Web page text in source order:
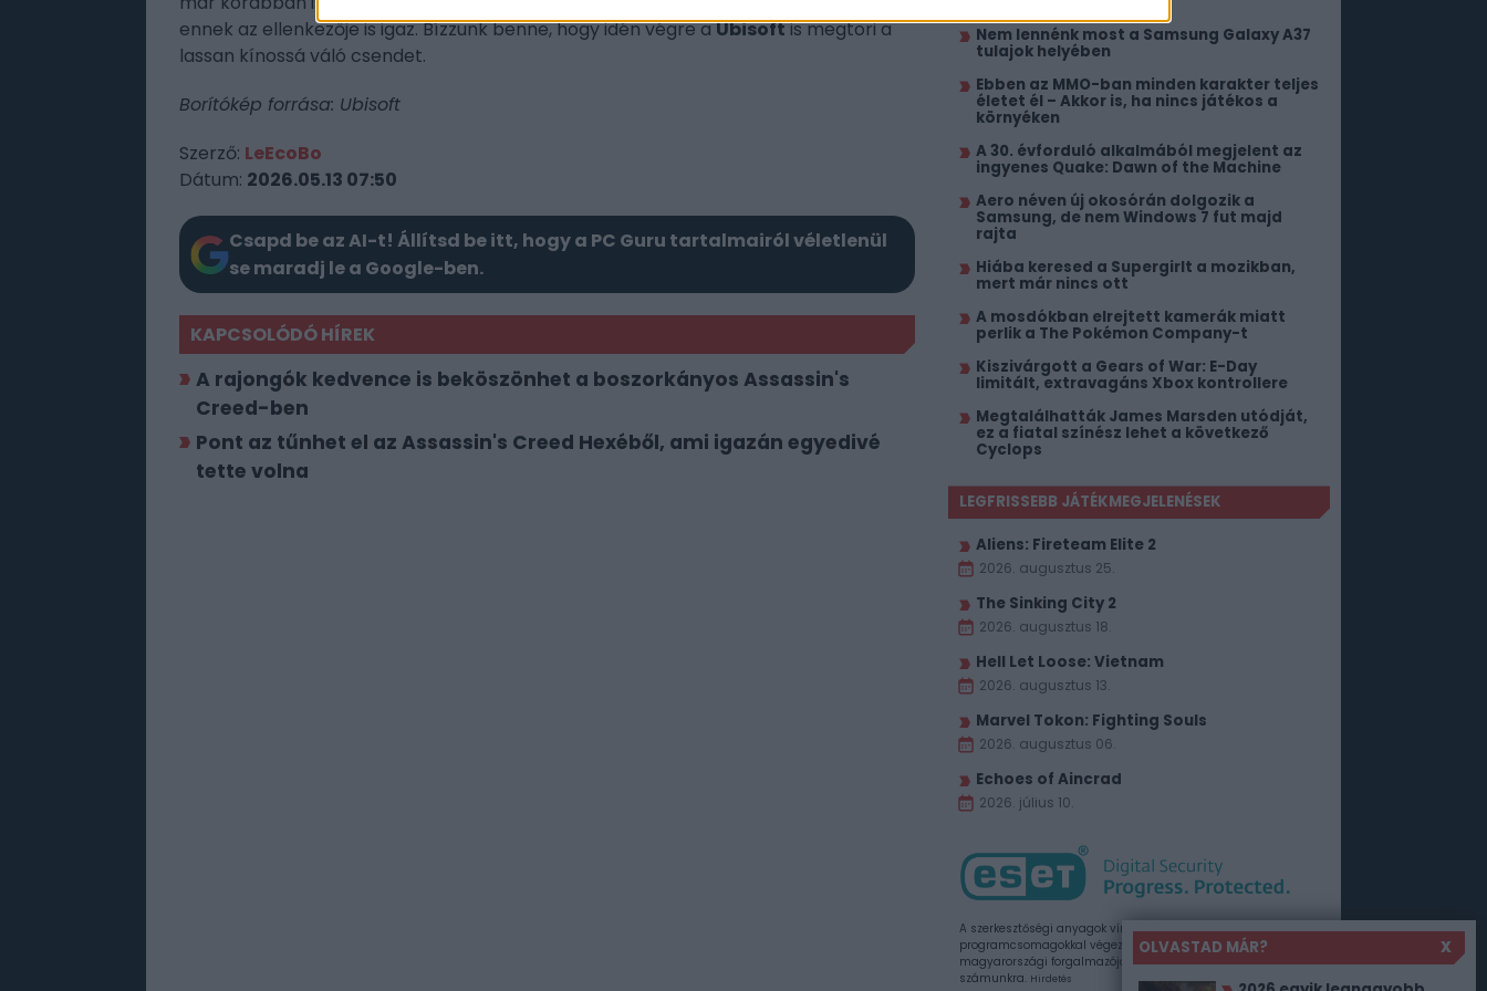
ennek az ellenkezője is igaz. Bízzunk benne, hogy idén végre aUbisoftis megtöri a
lassan kínossá váló csendet.
Borítókép forrása: Ubisoft
Szerző: LeEcoBo
Dátum: 2026.05.13 07:50
Csapd be az AI-t! Állítsd be itt, hogy a PC Guru tartalmairól véletlenül
se maradj le a Google-ben.
KAPCSOLÓDÓ HÍREK
A rajongók kedvence is beköszönhet a boszorkányos Assassin's
Creed-ben
Pont az tűnhet el az Assassin's Creed Hexéből, ami igazán egyedivé
tette volna
OLVASTAD MÁR?
X
Nem lennénk most a Samsung Galaxy A37
tulajok helyében
Ebben az MMO-ban minden karakter teljes
életet él – Akkor is, ha nincs játékos a
környéken
A 30. évforduló alkalmából megjelent az
ingyenes Quake: Dawn of the Machine
Aero néven új okosórán dolgozik a
Samsung, de nem Windows 7 fut majd
rajta
Hiába keresed a Supergirlt a mozikban,
mert már nincs ott
A mosdókban elrejtett kamerák miatt
perlik a The Pokémon Company-t
Kiszivárgott a Gears of War: E-Day
limitált, extravagáns Xbox kontrollere
Megtalálhatták James Marsden utódját,
ez a fiatal színész lehet a következő
Cyclops
LEGFRISSEBB JÁTÉKMEGJELENÉSEK
Aliens: Fireteam Elite 2
2026. augusztus 25.
The Sinking City 2
2026. augusztus 18.
Hell Let Loose: Vietnam
2026. augusztus 13.
Marvel Tokon: Fighting Souls
2026. augusztus 06.
Echoes of Aincrad
2026. július 10.
A szerkesztőségi anyagok vírusellenőrzését az ESET
programcsomagokkal végezzük, amelyet a szoftver
magyarországi forgalmazója, a Sicontact Kft. biztosít
számunkra. Hirdetés